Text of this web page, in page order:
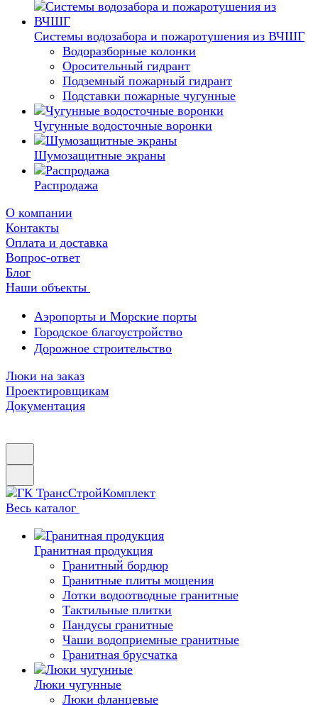
Системы водозабора и пожаротушения из ВЧШГ
Водоразборные колонки
Оросительный гидрант
Подземный пожарный гидрант
Подставки пожарные чугунные
Чугунные водосточные воронки
Шумозащитные экраны
Распродажа
О компании
Контакты
Оплата и доставка
Вопрос-ответ
Блог
Наши объекты
Аэропорты и Морские порты
Городское благоустройство
Дорожное строительство
Люки на заказ
Проектировщикам
Документация
Весь каталог
Гранитная продукция
Гранитный бордюр
Гранитные плиты мощения
Лотки водоотводные гранитные
Тактильные плитки
Пандусы гранитные
Чаши водоприемные гранитные
Гранитная брусчатка
Люки чугунные
Люки фланцевые